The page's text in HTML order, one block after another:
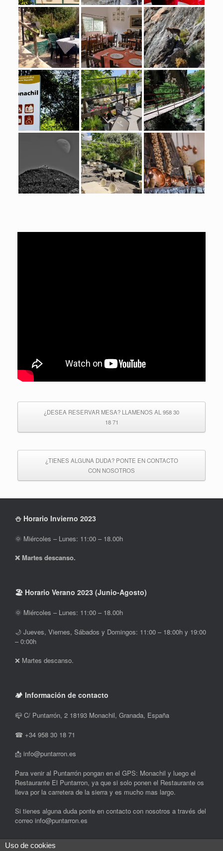
¿DESEA RESERVAR MESA? LLAMENOS AL 958 30
18 71
¿TIENES ALGUNA DUDA? PONTE EN CONTACTO
CON NOSOTROS
⛄ Horario Invierno 2023
🌞 Miércoles – Lunes: 11:00 – 18.00h
❌ Martes descanso.
🏖 Horario Verano 2023 (Junio-Agosto)
🌞 Miércoles – Lunes: 11:00 – 18.00h
🌙 Jueves, Viernes, Sábados y Domingos: 11:00 – 18:00h y 19:00
– 0:00h
❌ Martes descanso.
🏕 Información de contacto
📪 C/ Puntarrón, 2 18193 Monachil, Granada, España‎
☎ +34 958 30 18 71
📩 info@puntarron.es
Para venir al Puntarrón pongan en el GPS: Monachil y luego el
Restaurante El Puntarron, ya que si solo ponen el Restaurante os
lleva por la carretera de la sierra y es mucho mas largo.
Si tienes alguna duda ponte en contacto con nosotros a través del
correo info@puntarron.es
Uso de cookies